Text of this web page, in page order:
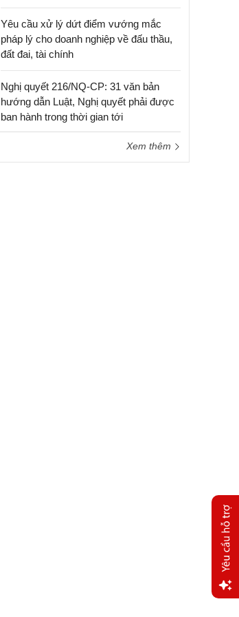
Yêu cầu xử lý dứt điểm vướng mắc
pháp lý cho doanh nghiệp về đấu thầu,
đất đai, tài chính
Nghị quyết 216/NQ-CP: 31 văn bản
hướng dẫn Luật, Nghị quyết phải được
ban hành trong thời gian tới
Xem thêm